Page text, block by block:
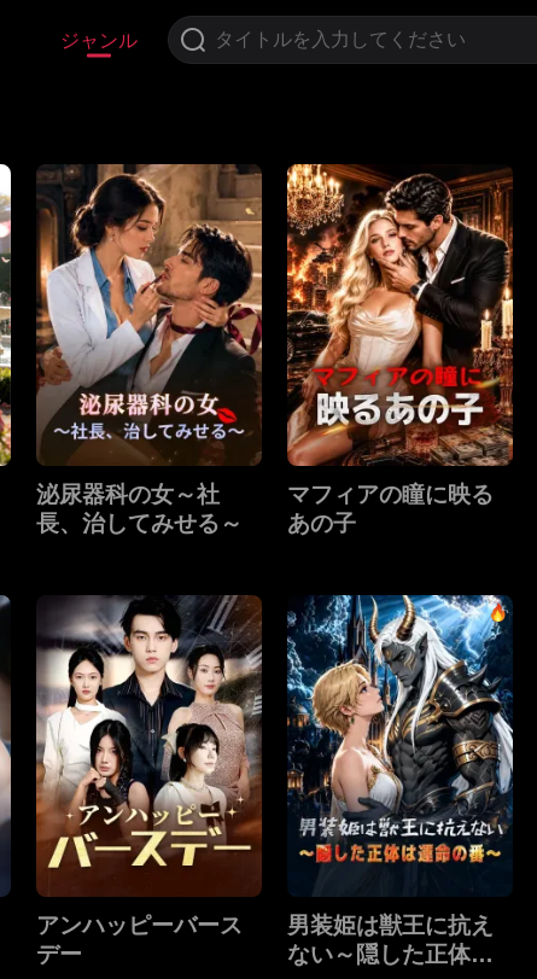
ジャンル
泌尿器科の女～社
長、治してみせる～
マフィアの瞳に映る
あの子
アンハッピーバース
デー
男装姫は獣王に抗え
ない～隠した正体は